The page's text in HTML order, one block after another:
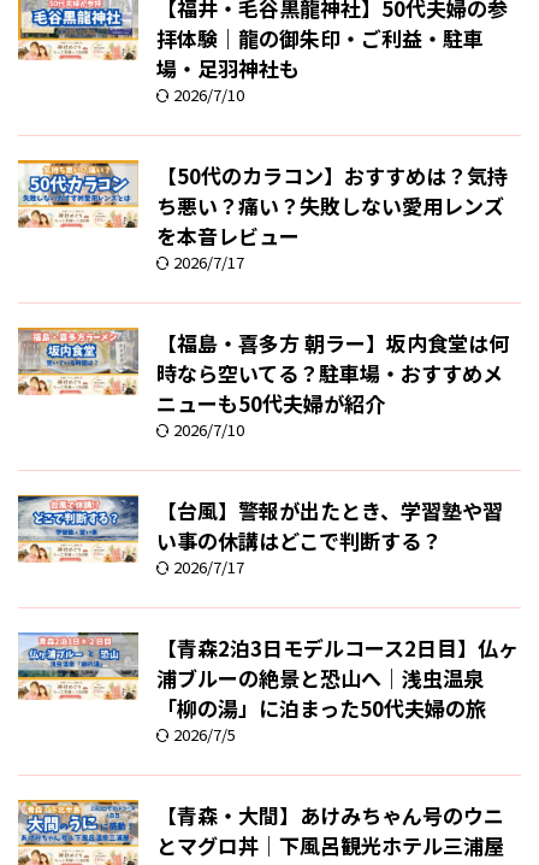
【福井・毛谷黒龍神社】50代夫婦の参
拝体験｜龍の御朱印・ご利益・駐車
場・足羽神社も
2026/7/10
【50代のカラコン】おすすめは？気持
ち悪い？痛い？失敗しない愛用レンズ
を本音レビュー
2026/7/17
【福島・喜多方 朝ラー】坂内食堂は何
時なら空いてる？駐車場・おすすめメ
ニューも50代夫婦が紹介
2026/7/10
【台風】警報が出たとき、学習塾や習
い事の休講はどこで判断する？
2026/7/17
【青森2泊3日モデルコース2日目】仏ヶ
浦ブルーの絶景と恐山へ｜浅虫温泉
「柳の湯」に泊まった50代夫婦の旅
2026/7/5
【青森・大間】あけみちゃん号のウニ
とマグロ丼｜下風呂観光ホテル三浦屋